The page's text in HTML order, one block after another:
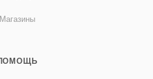
Магазины